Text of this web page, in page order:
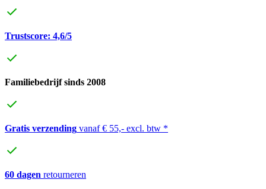
Trustscore: 4,6/5
Familiebedrijf sinds 2008
Gratis verzending vanaf € 55,- excl. btw *
60 dagen retourneren